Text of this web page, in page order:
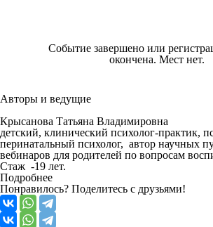
Событие завершено или
окончена. Мест нет.
Авторы и ведущие
Крысанова Татьяна Владимировна
детский, клинический психолог-практик,
перинатальный психолог, автор научных
вебинаров для родителей по вопросам
Стаж -19 лет.
Подробнее
Понравилось? Поделитесь с друзьями!